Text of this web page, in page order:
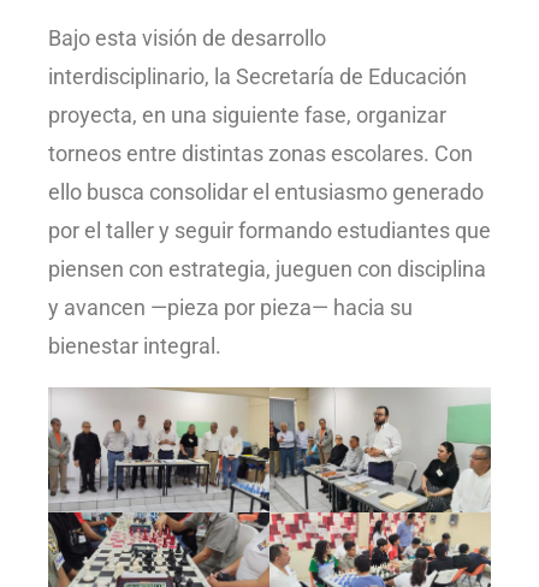
Bajo esta visión de desarrollo
interdisciplinario, la Secretaría de Educación
proyecta, en una siguiente fase, organizar
torneos entre distintas zonas escolares. Con
ello busca consolidar el entusiasmo generado
por el taller y seguir formando estudiantes que
piensen con estrategia, jueguen con disciplina
y avancen —pieza por pieza— hacia su
bienestar integral.